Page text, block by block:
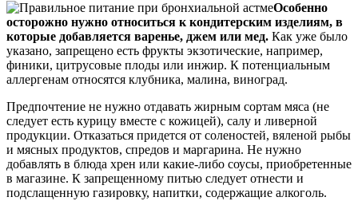
Особенно
осторожно нужно относиться к кондитерским изделиям, в
которые добавляется варенье, джем или мед. Как уже было
указано, запрещено есть фрукты экзотические, например,
финики, цитрусовые плоды или инжир. К потенциальным
аллергенам относятся клубника, малина, виноград.
Предпочтение не нужно отдавать жирным сортам мяса (не
следует есть курицу вместе с кожицей), салу и ливерной
продукции. Отказаться придется от соленостей, вяленой рыбы
и мясных продуктов, спредов и маргарина. Не нужно
добавлять в блюда хрен или какие-либо соусы, приобретенные
в магазине. К запрещенному питью следует отнести и
подслащенную газировку, напитки, содержащие алкоголь.